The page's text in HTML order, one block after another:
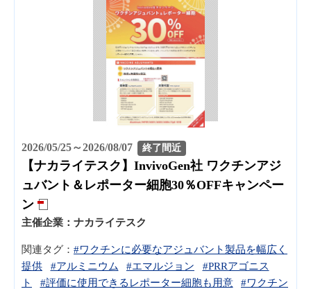
2026/05/25～2026/08/07 終了間近
【ナカライテスク】InvivoGen社 ワクチンアジ
ュバント＆レポーター細胞30％OFFキャンペー
ン
主催企業： ナカライテスク
関連タグ： #ワクチンに必要なアジュバント製品を幅広く
提供
#アルミニウム #エマルジョン
#PRRアゴニス
ト
#評価に使用できるレポーター細胞も用意
#ワクチン